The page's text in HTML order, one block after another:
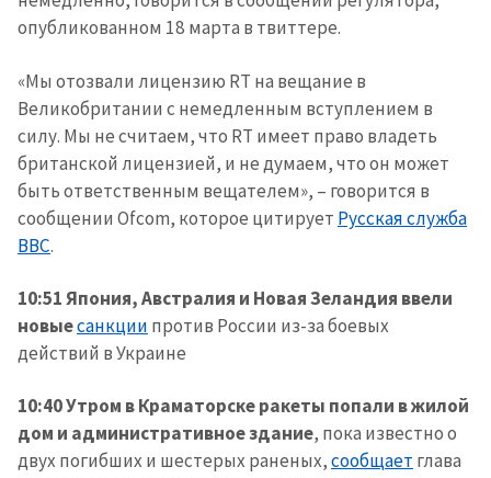
опубликованном 18 марта в твиттере.
«Мы отозвали лицензию RT на вещание в
Великобритании с немедленным вступлением в
силу. Мы не считаем, что RT имеет право владеть
британской лицензией, и не думаем, что он может
быть ответственным вещателем», – говорится в
сообщении Ofcom, которое цитирует Русская служба
ВВС.
10:51 Япония, Австралия и Новая Зеландия ввели
новыесанкции против России из-за боевых
действий в Украине
10:40 Утром в Краматорске ракеты попали в жилой
дом и административное здание, пока известно о
двух погибших и шестерых раненых,сообщает глава